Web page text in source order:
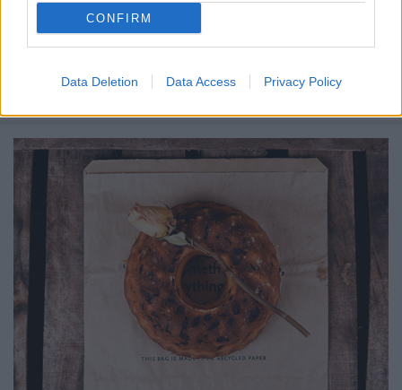
CONFIRM
Data Deletion Data Access Privacy Policy
Havasilive 2017. október 03.
reggeliztem. Vasárnap dobtam össze a lenti recept